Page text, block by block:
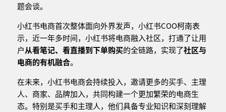
题会谈。
小红书电商首次整体面向外界发声，小红书COO柯南表
示，近一年多时间，小红书将电商融入社区，打通了让用
户从看笔记、看直播到下单购买的全链路，实现了社区与
电商的有机融合。
在未来，小红书电商会持续投入，邀请更多的买手、主理
人、商家、品牌加入，共同构建一个更加繁荣的电商生
态。特别是买手和主理人，他们具备专业知识和深刻理解